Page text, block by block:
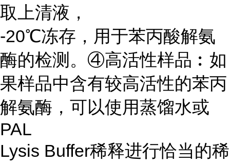
取上清液，
-20℃冻存，用于苯丙酸解氨
酶的检测。④高活性样品︰如
果样品中含有较高活性的苯丙
解氨酶，可以使用蒸馏水或
PAL
Lysis Buffer稀释进行恰当的稀